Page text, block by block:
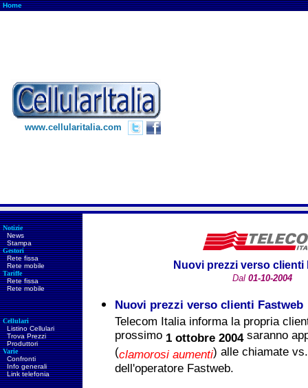
Home
www.cellularitalia.com
Notizie
News
Stampa
Gestori
Rete fissa
Rete mobile
Tariffe
Rete fissa
Rete mobile
Cellulari
Listino Cellulari
Trova Prezzi
Produttori
Varie
Confronti
Info generali
Link telefonia
Nuovi prezzi verso clienti
Dal 01-10-2004
Nuovi prezzi verso clienti Fastweb
Telecom Italia informa la propria
prossimo 1 ottobre 2004saranno
(clamorosi aumenti) alle chiamate
dell'operatore Fastweb.